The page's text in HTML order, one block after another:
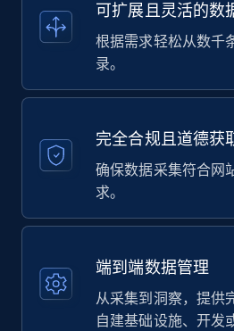
可扩展且灵活的数
根据需求轻松从数千
录。
完全合规且道德获
确保数据采集符合网
求。
端到端数据管理
从采集到洞察，提供
自建基础设施、开发